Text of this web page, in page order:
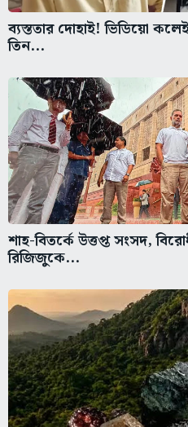
ব্যস্ততার দোহাই! ভিডিয়ো
তিন...
শাহ-বিতর্কে উত্তপ্ত সংসদ,
রিজিজুকে...